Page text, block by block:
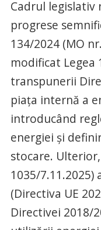
Cadrul legislativ
progrese
134/2024 (MO
modificat Legea
transpunerii
piața internă a
introducând
energiei și
stocare.
1035/7.11.2025)
(Directiva UE
Directivei 2018/